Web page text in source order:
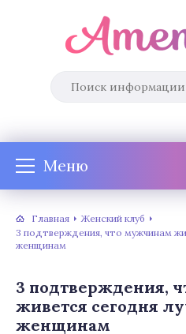
Меню
Главная
Женский клуб
3 подтверждения, что мужчинам
женщинам
3 подтверждения,
живется сегодня
женщинам